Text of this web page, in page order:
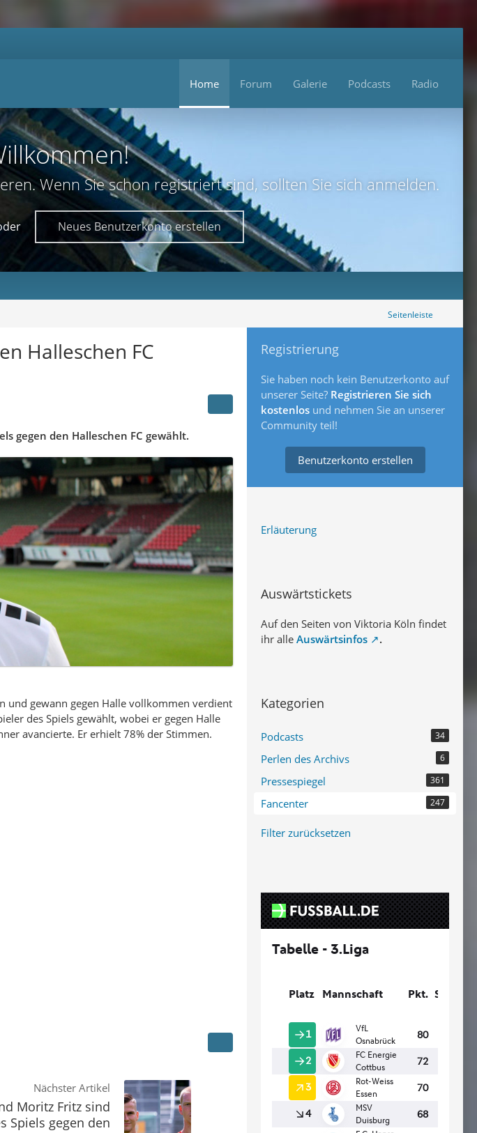
Home Forum Galerie Podcasts Radio
Wenn Sie schon registriert sind, sollten Sie sich anmelden.
Neues Benutzerkonto erstellen
Seitenleiste
Halleschen FC
gegen den Halleschen FC gewählt.
und gewann gegen Halle vollkommen verdient
des Spiels gewählt, wobei er gegen Halle
avancierte. Er erhielt 78% der Stimmen.
Nächster Artikel
Moritz Fritz sind
Spiels gegen den
Registrierung
Sie haben noch kein Benutzerkonto auf
unserer Seite? Registrieren Sie sich
kostenlos und nehmen Sie an unserer
Community teil!
Benutzerkonto erstellen
Erläuterung
Auswärtstickets
Auf den Seiten von Viktoria Köln findet
ihr alle Auswärtsinfos .
Kategorien
Podcasts 34
Perlen des Archivs 6
Pressespiegel 361
Fancenter 247
Filter zurücksetzen